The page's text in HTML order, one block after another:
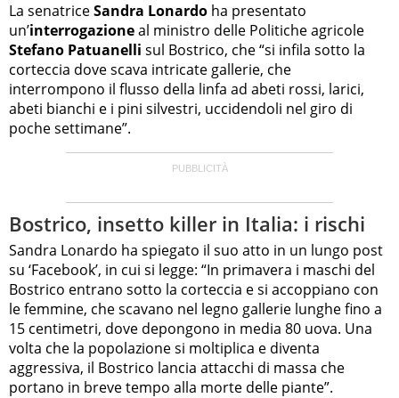
La senatriceSandra Lonardo ha presentato
un’interrogazioneal ministro delle Politiche agricole
Stefano Patuanelli sul Bostrico, che “si infila sotto la
corteccia dove scava intricate gallerie, che
interrompono il flusso della linfa ad abeti rossi, larici,
abeti bianchi e i pini silvestri, uccidendoli nel giro di
poche settimane”.
Bostrico, insetto killer in Italia: i rischi
Sandra Lonardo ha spiegato il suo atto in un lungo post
su ‘Facebook’, in cui si legge: “In primavera i maschi del
Bostrico entrano sotto la corteccia e si accoppiano con
le femmine, che scavano nel legno gallerie lunghe fino a
15 centimetri, dove depongono in media 80 uova. Una
volta che la popolazione si moltiplica e diventa
aggressiva, il Bostrico lancia attacchi di massa che
portano in breve tempo alla morte delle piante”.